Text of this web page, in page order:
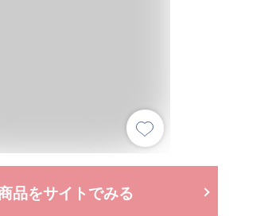
品をサイトでみる